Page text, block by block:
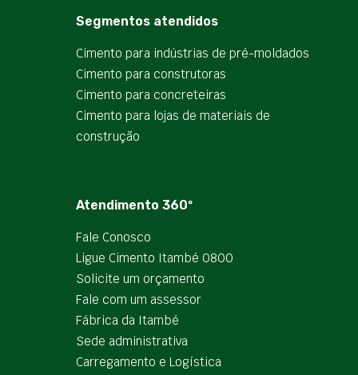
Segmentos atendidos
Cimento para indústrias de pré-moldados
Cimento para construtoras
Cimento para concreteiras
Cimento para lojas de materiais de
construção
Atendimento 360º
Fale Conosco
Ligue Cimento Itambé 0800
Solicite um orçamento
Fale com um assessor
Fábrica da Itambé
Sede administrativa
Carregamento e Logística